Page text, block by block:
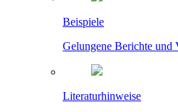
Beispiele
Gelungene Berichte und
Literaturhinweise